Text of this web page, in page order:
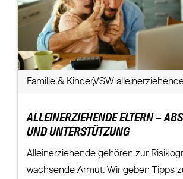
Familie & Kinder,VSW
ALLEINERZIEHENDE ELTERN –
UND UNTERSTÜTZUNG
Alleinerziehende gehören zur
wachsende Armut. Wir geben Tipps